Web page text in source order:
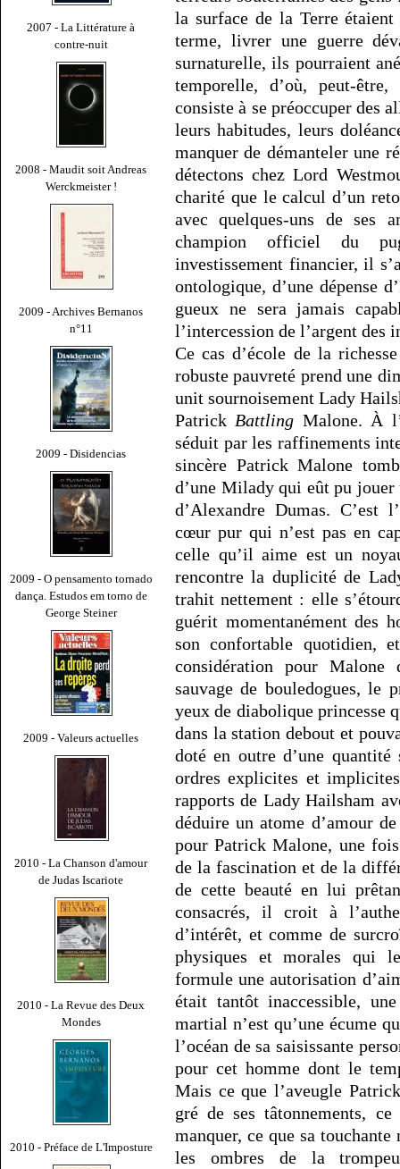
2007 - La Littérature à
contre-nuit
2008 - Maudit soit Andreas
Werckmeister !
2009 - Archives Bernanos
n°11
2009 - Disidencias
2009 - O pensamento tornado
dança. Estudos em torno de
George Steiner
2009 - Valeurs actuelles
2010 - La Chanson d'amour
de Judas Iscariote
2010 - La Revue des Deux
Mondes
2010 - Préface de L'Imposture
la surface de la Terre
terme, livrer une guerre
surnaturelle, ils pourraient
temporelle, d’où, peut-
consiste à se préoccuper des
leurs habitudes, leurs
manquer de démanteler une
détectons chez Lord
charité que le calcul d’un
avec quelques-uns de ses
champion officiel du
investissement financier, il
ontologique, d’une dépense
gueux ne sera jamais
l’intercession de l’argent des
Ce cas d’école de la
robuste pauvreté prend une
unit sournoisement Lady
Patrick Battling Malone. À
séduit par les raffinements
sincère Patrick Malone
d’une Milady qui eût pu jouer
d’Alexandre Dumas. C’est
cœur pur qui n’est pas en
celle qu’il aime est un
rencontre la duplicité de
trahit nettement : elle
guérit momentanément des
son confortable quotidien,
considération pour Malone
sauvage de bouledogues, le
yeux de diabolique princesse
dans la station debout et
doté en outre d’une
ordres explicites et
rapports de Lady Hailsham
déduire un atome d’amour
pour Patrick Malone, une
de la fascination et de la
de cette beauté en lui
consacrés, il croit à
d’intérêt, et comme de
physiques et morales qui
formule une autorisation
était tantôt inaccessible,
martial n’est qu’une écume
l’océan de sa saisissante
pour cet homme dont le
Mais ce que l’aveugle
gré de ses tâtonnements,
manquer, ce que sa
les ombres de la